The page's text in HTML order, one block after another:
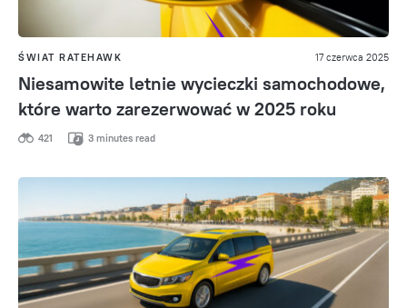
ŚWIAT RATEHAWK 17 czerwca 2025
Niesamowite letnie wycieczki samochodowe,
które warto zarezerwować w 2025 roku
421 3 minutes read